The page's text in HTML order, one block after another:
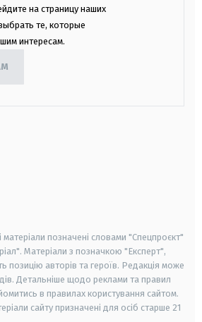
на страницу наших
те, которые
интересам.
матеріали позначені словами "Спецпроєкт"
Матеріали з позначкою "Експерт",
позицію авторів та героїв. Редакція може
Детальніше щодо реклами та правил
в правилах користування сайтом.
сайту призначені для осіб старше 21